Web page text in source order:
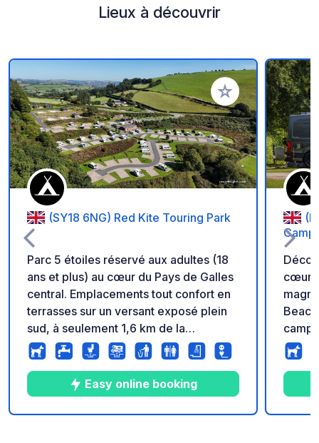
Lieux à découvrir
Ajouter à vos
(SY18 6NG) Red Kite Touring Park
Parc 5 étoiles réservé aux adultes (18
ans et plus) au cœur du Pays de Galles
central. Emplacements tout confort en
terrasses sur un versant exposé plein
sud, à seulement 1,6 km de la
charmante ville de Llanidloes. Espace
de promenade pour chiens de 4
hectares. Réception et boutique sur
place.
Easy online booking
cœur du
aux
pas,
de
l'eau,